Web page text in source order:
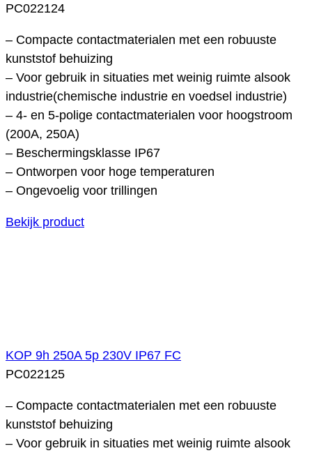
PC022124
– Compacte contactmaterialen met een robuuste
kunststof behuizing
– Voor gebruik in situaties met weinig ruimte alsook
industrie(chemische industrie en voedsel industrie)
– 4- en 5-polige contactmaterialen voor hoogstroom
(200A, 250A)
– Beschermingsklasse IP67
– Ontworpen voor hoge temperaturen
– Ongevoelig voor trillingen
Bekijk product
KOP 9h 250A 5p 230V IP67 FC
PC022125
– Compacte contactmaterialen met een robuuste
kunststof behuizing
– Voor gebruik in situaties met weinig ruimte alsook